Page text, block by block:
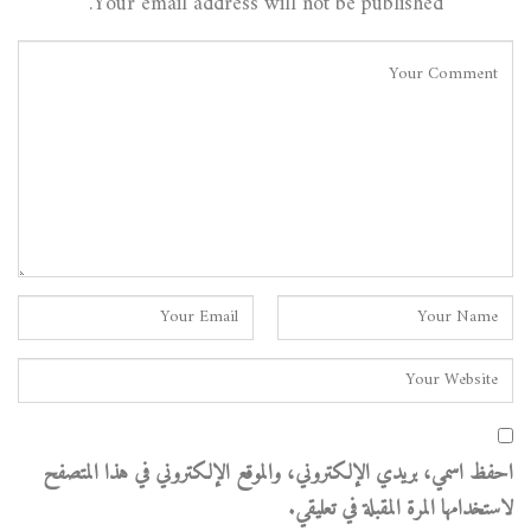
احفظ اسمي، بريدي الإلكتروني، والموقع الإلكتروني في هذا المتصفح
لاستخدامها المرة المقبلة في تعليقي.